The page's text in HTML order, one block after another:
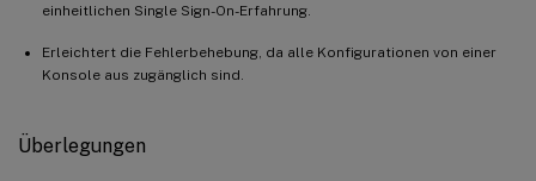
einheitlichen Single Sign-On-Erfahrung.
Erleichtert die Fehlerbehebung, da alle Konfigurationen von einer
Konsole aus zugänglich sind.
Überlegungen